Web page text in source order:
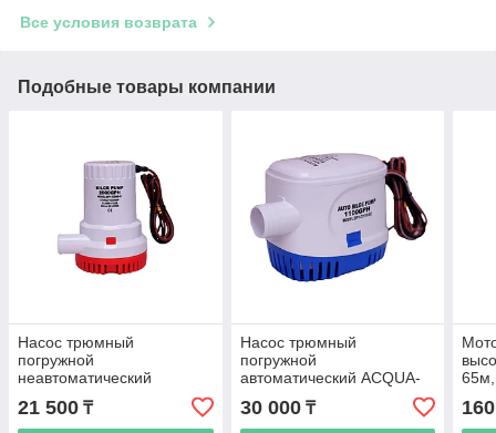
Все условия возврата
Подобные товары компании
Насос трюмный
погружной
неавтоматический
ACQUA-FLO AFBP-7500-
01 3м, 2,8 м3/ч
21 500 ₸
Насос трюмный
погружной
автоматический ACQUA-
FLO AFBP-4100LPH-A01
4м, 4.1м3/ч
30 000₸